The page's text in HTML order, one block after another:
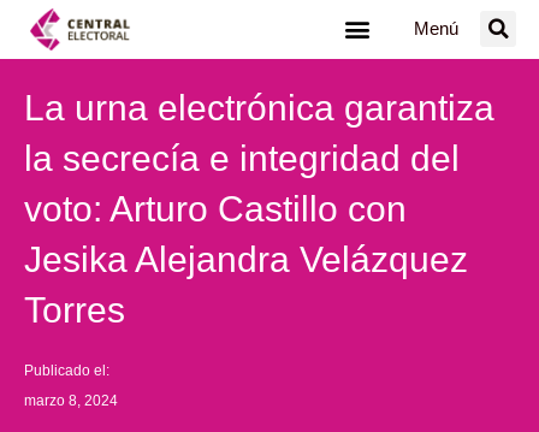
Menú
La urna electrónica garantiza
la secrecía e integridad del
voto: Arturo Castillo con
Jesika Alejandra Velázquez
Torres
Publicado el:
marzo 8, 2024